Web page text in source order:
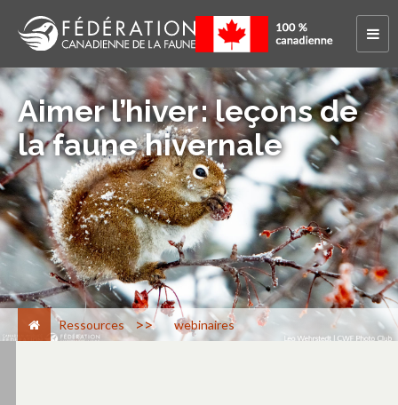
Aimer l’hiver : leçons de
la faune hivernale
Ressources > webinaires